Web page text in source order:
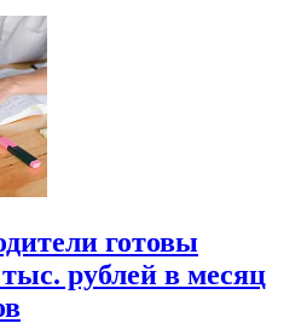
готовы
рублей в месяц